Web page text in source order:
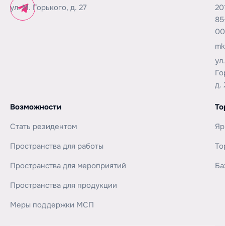
ул. М. Горького, д. 27
00
д.
Возможности
Стать резидентом
Пространства для работы
Пространства для мероприятий
Пространства для продукции
Меры поддержки МСП